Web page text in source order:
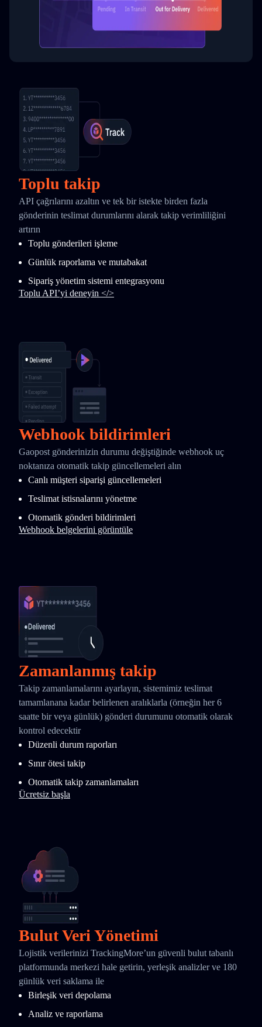
Toplu takip
API çağrılarını azaltın ve tek bir istekte birden fazla
gönderinin teslimat durumlarını alarak takip verimliliğini
artırın
Toplu gönderileri işleme
Günlük raporlama ve mutabakat
Sipariş yönetim sistemi entegrasyonu
Toplu API’yi deneyin </>
Webhook bildirimleri
Gaopost gönderinizin durumu değiştiğinde webhook uç
noktanıza otomatik takip güncellemeleri alın
Canlı müşteri siparişi güncellemeleri
Teslimat istisnalarını yönetme
Otomatik gönderi bildirimleri
Webhook belgelerini görüntüle
Zamanlanmış takip
Takip zamanlamalarını ayarlayın, sistemimiz teslimat
tamamlanana kadar belirlenen aralıklarla (örneğin her 6
saatte bir veya günlük) gönderi durumunu otomatik olarak
kontrol edecektir
Düzenli durum raporları
Sınır ötesi takip
Otomatik takip zamanlamaları
Ücretsiz başla
Bulut Veri Yönetimi
Lojistik verilerinizi TrackingMore’un güvenli bulut tabanlı
platformunda merkezi hale getirin, yerleşik analizler ve 180
günlük veri saklama ile
Birleşik veri depolama
Analiz ve raporlama